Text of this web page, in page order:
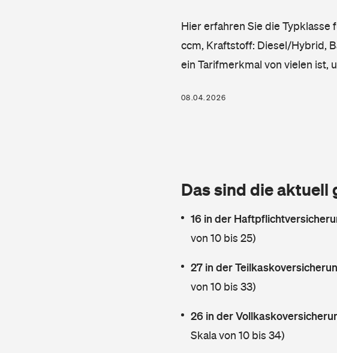
Hier erfahren Sie die Typklasse
ccm, Kraftstoff: Diesel/Hybrid,
ein Tarifmerkmal von vielen ist,
08.04.2026
Das sind die aktuell
16 in der
von 10 bis 25)
27 in der
von 10 bis 33)
26 in der
Skala von 10 bis 34)